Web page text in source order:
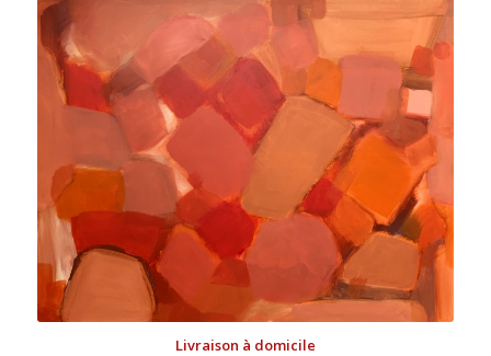
Livraison à domicile